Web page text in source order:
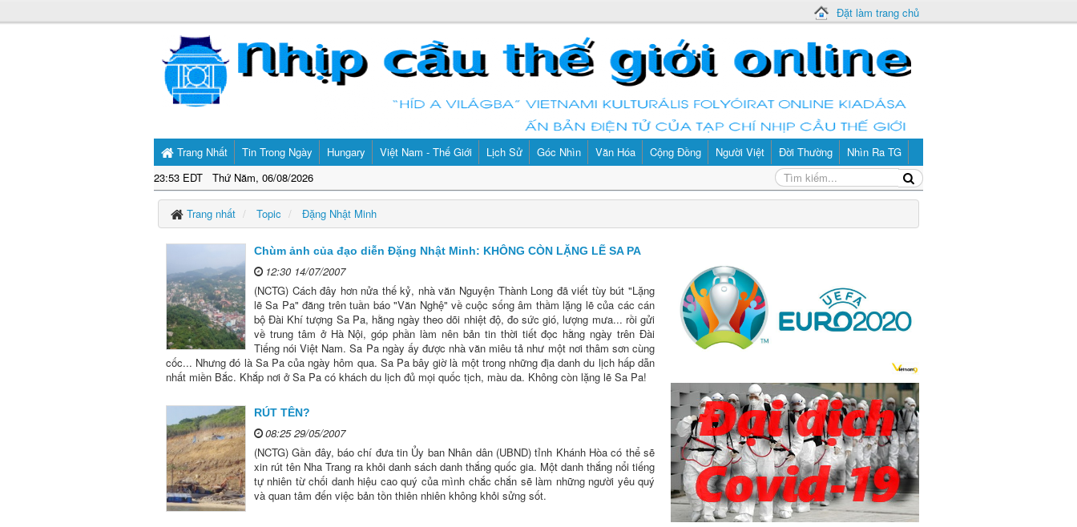
Đặt làm trang chủ
Trang Nhất
23:53 EDT Thứ Năm, 06/08/2026
Tin Trong Ngày Hungary Việt Nam - Thế Giới Lịch Sử Góc Nhìn Văn Hóa Cộng Đồng Người Việt Đời Thường Nhìn Ra TG
Trang nhất Topic Đặng Nhật Minh
Chùm ảnh của đạo diễn Đặng Nhật Minh: KHÔNG CÒN LẶNG LẼ SA PA
12:30 14/07/2007
(NCTG) Cách đây hơn nửa thế kỷ, nhà văn Nguyện Thành Long đã viết tùy bút "Lặng
lẽ Sa Pa" đăng trên tuần báo "Văn Nghệ" về cuộc sống âm thầm lặng lẽ của các cán
bộ Đài Khí tượng Sa Pa, hằng ngày theo dõi nhiệt độ, đo sức gió, lượng mưa... rồi gửi
về trung tâm ở Hà Nội, góp phần làm nên bản tin thời tiết đọc hằng ngày trên Đài
Tiếng nói Việt Nam. Sa Pa ngày ấy được nhà văn miêu tả như một nơi thâm sơn cùng
cốc... Nhưng đó là Sa Pa của ngày hôm qua. Sa Pa bây giờ là một trong những địa danh du lịch hấp dẫn
nhất miền Bắc. Khắp nơi ở Sa Pa có khách du lịch đủ mọi quốc tịch, màu da. Không còn lặng lẽ Sa Pa!
RÚT TÊN?
08:25 29/05/2007
(NCTG) Gần đây, báo chí đưa tin Ủy ban Nhân dân (UBND) tỉnh Khánh Hòa có thể sẽ
xin rút tên Nha Trang ra khỏi danh sách danh thắng quốc gia. Một danh thắng nổi tiếng
tự nhiên từ chối danh hiệu cao quý của mình chắc chắn sẽ làm những người yêu quý
và quan tâm đến việc bản tồn thiên nhiên không khỏi sửng sốt.